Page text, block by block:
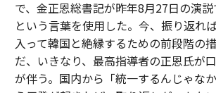
で、金正恩総書記が昨年8月27日の演説
という言葉を使用した。今、振り返れ
入って韓国と絶縁するための前段階の
だ、いきなり、最高指導者の正恩氏が
が伴う。国内から「統一するんじゃな